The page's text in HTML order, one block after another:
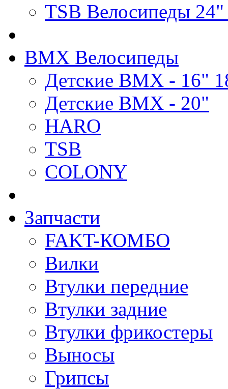
TSB Велосипеды
BMX Велосипеды
Детские BMX - 16"
Детские BMX - 20"
HARO
TSB
COLONY
Запчасти
FAKT-КОМБО
Вилки
Втулки передние
Втулки задние
Втулки фрикостеры
Выносы
Грипсы